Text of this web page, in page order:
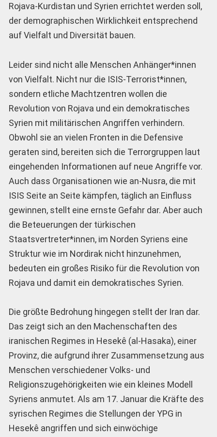
Rojava-Kurdistan und Syrien errichtet werden soll,
der demographischen Wirklichkeit entsprechend
auf Vielfalt und Diversität bauen.
Leider sind nicht alle Menschen Anhänger*innen
von Vielfalt. Nicht nur die ISIS-Terrorist*innen,
sondern etliche Machtzentren wollen die
Revolution von Rojava und ein demokratisches
Syrien mit militärischen Angriffen verhindern.
Obwohl sie an vielen Fronten in die Defensive
geraten sind, bereiten sich die Terrorgruppen laut
eingehenden Informationen auf neue Angriffe vor.
Auch dass Organisationen wie an-Nusra, die mit
ISIS Seite an Seite kämpfen, täglich an Einfluss
gewinnen, stellt eine ernste Gefahr dar. Aber auch
die Beteuerungen der türkischen
Staatsvertreter*innen, im Norden Syriens eine
Struktur wie im Nordirak nicht hinzunehmen,
bedeuten ein großes Risiko für die Revolution von
Rojava und damit ein demokratisches Syrien.
Die größte Bedrohung hingegen stellt der Iran dar.
Das zeigt sich an den Machenschaften des
iranischen Regimes in Hesekê (al-Hasaka), einer
Provinz, die aufgrund ihrer Zusammensetzung aus
Menschen verschiedener Volks- und
Religionszugehörigkeiten wie ein kleines Modell
Syriens anmutet. Als am 17. Januar die Kräfte des
syrischen Regimes die Stellungen der YPG in
Hesekê angriffen und sich einwöchige